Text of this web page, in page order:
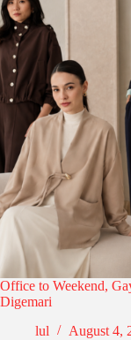
Office to Weekend,
Digemari
lul
August 4,